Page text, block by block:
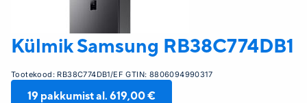
Külmik Samsung RB38C774DB1
Tootekood: RB38C774DB1/EF GTIN: 8806094990317
19 pakkumist al. 619,00 €